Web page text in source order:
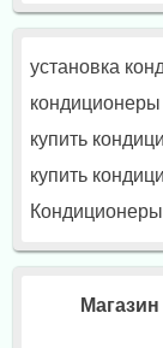
установка
кондиционеры
купить
купить